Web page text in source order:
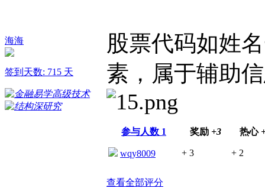
海海
签到天数: 715 天
股票代码如姓
素，属于辅助
参与人数 1 奖励 +3 热心
wqy8009 + 3 + 2
查看全部评分